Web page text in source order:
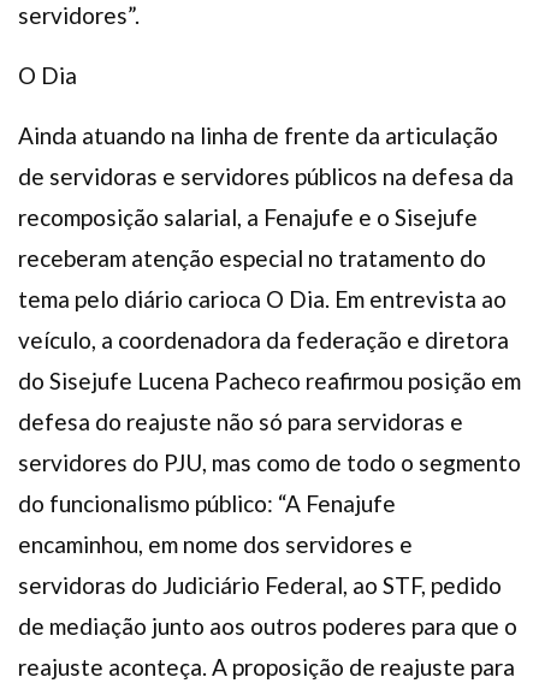
servidores”.
O Dia
Ainda atuando na linha de frente da articulação
de servidoras e servidores públicos na defesa da
recomposição salarial, a Fenajufe e o Sisejufe
receberam atenção especial no tratamento do
tema pelo diário carioca O Dia. Em entrevista ao
veículo, a coordenadora da federação e diretora
do Sisejufe Lucena Pacheco reafirmou posição em
defesa do reajuste não só para servidoras e
servidores do PJU, mas como de todo o segmento
do funcionalismo público: “A Fenajufe
encaminhou, em nome dos servidores e
servidoras do Judiciário Federal, ao STF, pedido
de mediação junto aos outros poderes para que o
reajuste aconteça. A proposição de reajuste para